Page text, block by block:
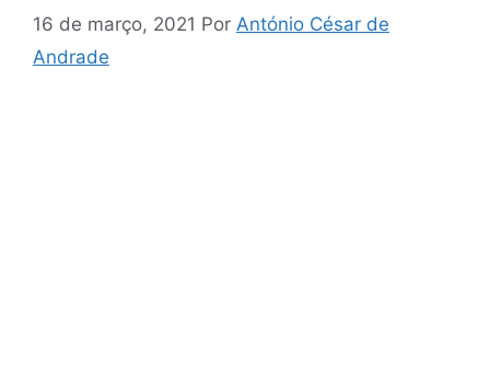
16 de março, 2021 Por António César de
Andrade